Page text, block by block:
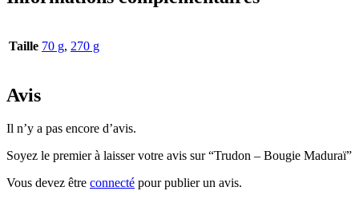
Taille 70 g, 270 g
Avis
Il n’y a pas encore d’avis.
Soyez le premier à laisser votre avis sur “Trudon – Bougie Maduraï”
Vous devez être connecté pour publier un avis.